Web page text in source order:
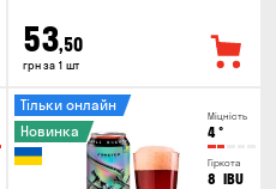
53,50
грн за 1 шт
Міцність
4°
Гіркота
8 IBU
Тільки онлайн
Новинка